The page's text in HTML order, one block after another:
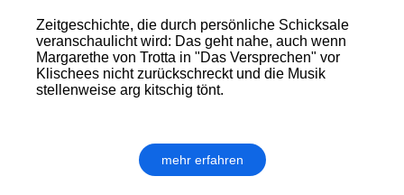
Zeitgeschichte, die durch persönliche Schicksale
veranschaulicht wird: Das geht nahe, auch wenn
Margarethe von Trotta in "Das Versprechen" vor
Klischees nicht zurückschreckt und die Musik
stellenweise arg kitschig tönt.
mehr erfahren